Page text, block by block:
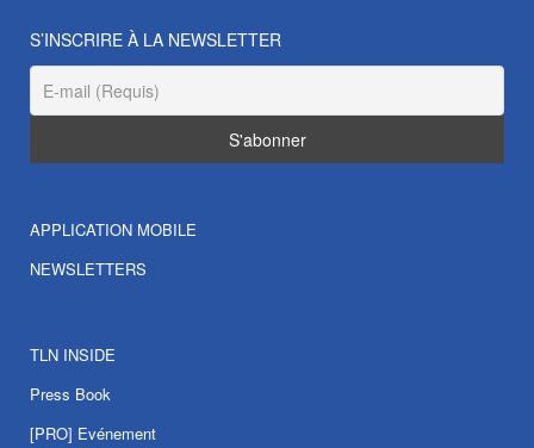
S’INSCRIRE À LA NEWSLETTER
APPLICATION MOBILE
NEWSLETTERS
TLN INSIDE
Press Book
[PRO] Evénement